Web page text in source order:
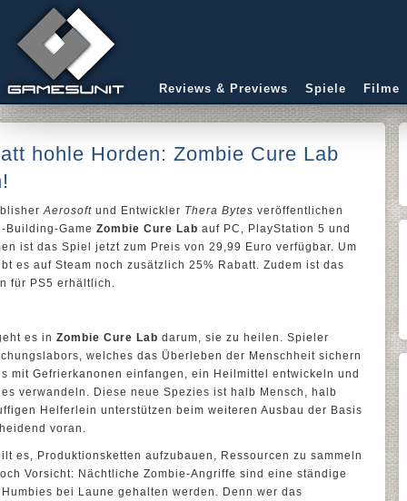
Reviews & Previews Spiele Filme
hohle Horden: Zombie Cure Lab
Aerosoft und Entwickler Thera Bytes veröffentlichen
Building-Game Zombie Cure Lab auf PC, PlayStation 5 und
ist das Spiel jetzt zum Preis von 29,99 Euro verfügbar. Um
es auf Steam noch zusätzlich 25% Rabatt. Zudem ist das
für PS5 erhältlich.
es in Zombie Cure Lab darum, sie zu heilen. Spieler
welches das Überleben der Menschheit sichern
mit Gefrierkanonen einfangen, ein Heilmittel entwickeln und
verwandeln. Diese neue Spezies ist halb Mensch, halb
Helferlein unterstützen beim weiteren Ausbau der Basis
voran.
es, Produktionsketten aufzubauen, Ressourcen zu sammeln
Vorsicht: Nächtliche Zombie-Angriffe sind eine ständige
bei Laune gehalten werden. Denn wer das